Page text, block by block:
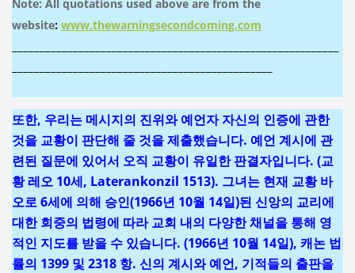
Note: All quotations used above are from the
website: www.thewarningsecondcoming.com
또한, 우리는 메시지의 진위와 예언자 자신의 인증에 관한
것을 교황이 판단해 줄 것을 제출했습니다. 예언 계시에 관
련된 질문에 있어서 오직 교황이 유일한 판결자입니다. (교
황 레오 10세, Laterankonzil 1513). 그녀는 현재 교황 바
오로 6세에 의해 승인(1966년 10월 14일)된 신앙의 교리에
대한 회중의 법령에 따라 교회 내의 다양한 채널을 통해 영
적인 지도를 받을 수 있습니다. (1966년 10월 14일), 캐논 법
률의 1399 및 2318 항. 신의 계시와 예언, 기적들의 출판을